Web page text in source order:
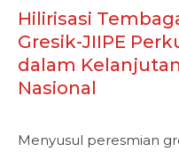
Hilirisasi
Gresik-JIIPE
dalam
Nasional
Menyusul peresmian